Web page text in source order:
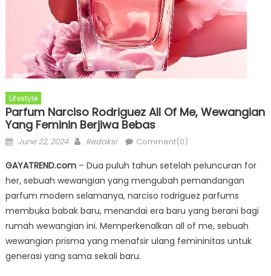
Lifestyle
Parfum Narciso Rodriguez All Of Me, Wewangian
Yang Feminin Berjiwa Bebas
Posted
June 22, 2024 Author
Redaksi Comment(0)
GAYATREND.com– Dua puluh tahun setelah peluncuran for
her, sebuah wewangian yang mengubah pemandangan
parfum modern selamanya, narciso rodriguez parfums
membuka babak baru, menandai era baru yang berani bagi
rumah wewangian ini. Memperkenalkan all of me, sebuah
wewangian prisma yang menafsir ulang femininitas untuk
generasi yang sama sekali baru.